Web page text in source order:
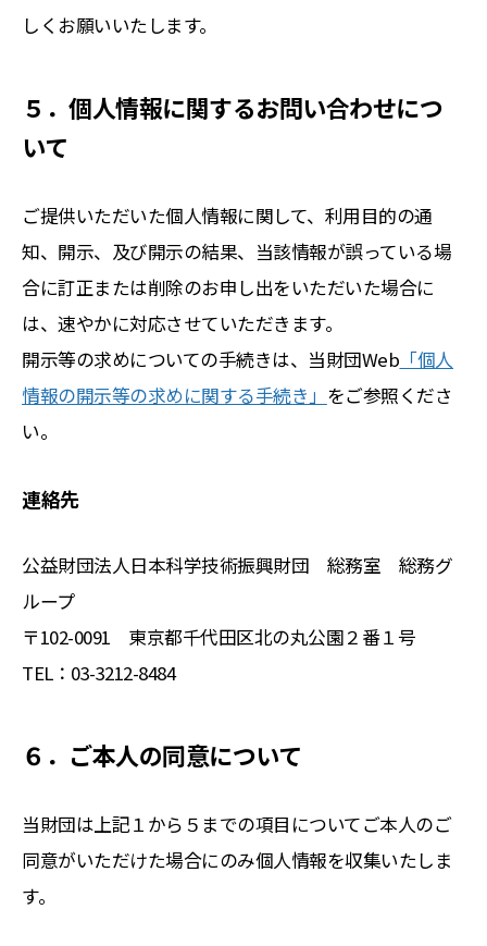
しくお願いいたします。
５．個人情報に関するお問い合わせにつ
いて
ご提供いただいた個人情報に関して、利用目的の通
知、開示、及び開示の結果、当該情報が誤っている場
合に訂正または削除のお申し出をいただいた場合に
は、速やかに対応させていただきます。
開示等の求めについての手続きは、当財団Web 「個人
情報の開示等の求めに関する手続き」 をご参照くださ
い。
連絡先
公益財団法人日本科学技術振興財団 総務室 総務グ
ループ
〒102-0091 東京都千代田区北の丸公園２番１号
TEL：03-3212-8484
６．ご本人の同意について
当財団は上記１から５までの項目についてご本人のご
同意がいただけた場合にのみ個人情報を収集いたしま
す。